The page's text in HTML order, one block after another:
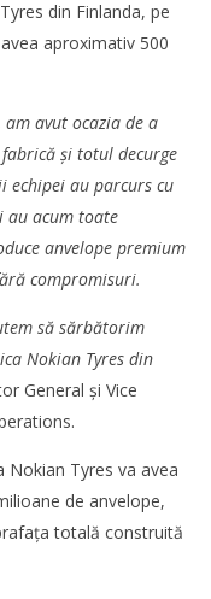
industria de
8-10 septembrie
din Finlanda, pe
aproximativ 500
avut ocazia de a
și totul decurge
au parcurs cu
au acum toate
anvelope premium
compromisuri.
să sărbătorim
Nokian Tyres din
General și Vice
Nokian Tyres va avea
de anvelope,
totală construită